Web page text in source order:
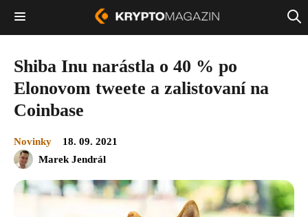
Shiba Inu narástla o 40 % po
Elonovom tweete a zalistovaní na
Coinbase
Novinky
18. 09. 2021
Marek Jendrál